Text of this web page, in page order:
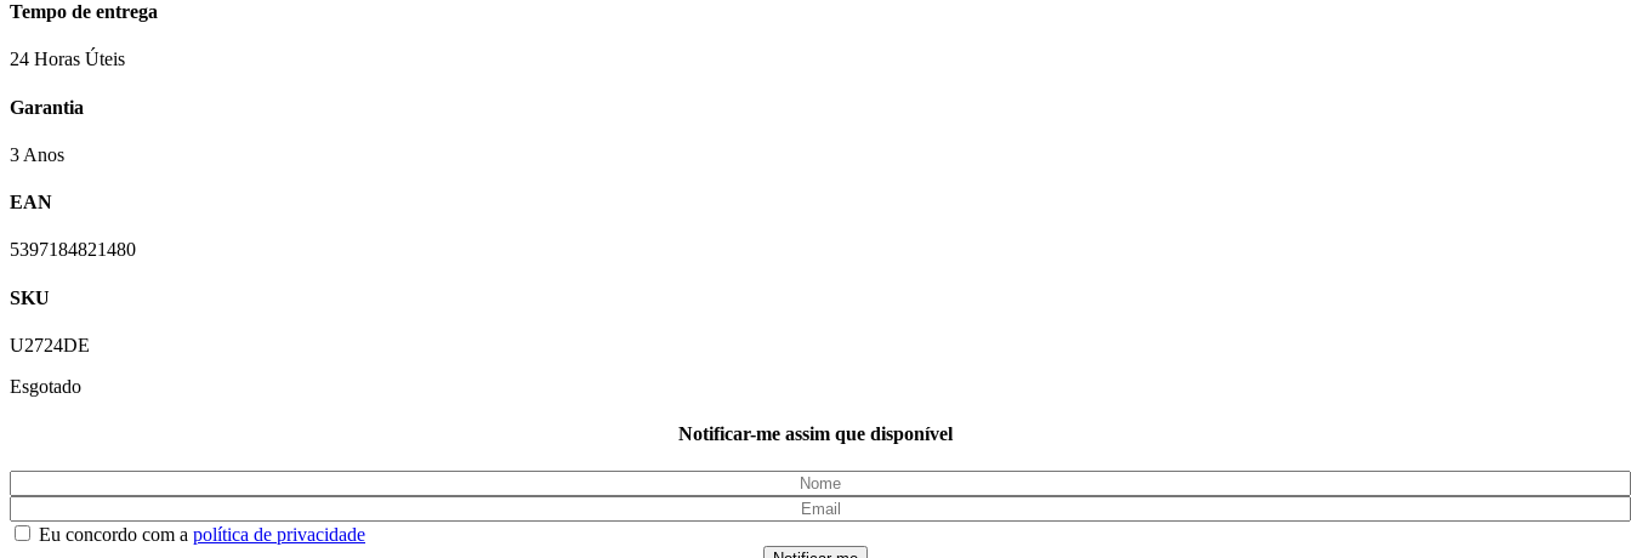
Tempo de entrega
24 Horas Úteis
Garantia
3 Anos
EAN
5397184821480
SKU
U2724DE
Esgotado
Notificar-me assim que disponível
Eu concordo com a política de privacidade